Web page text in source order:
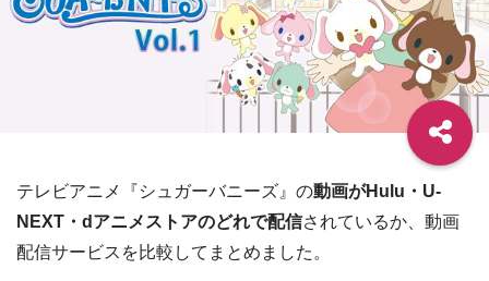
テレビアニメ『シュガーバニーズ』の動画がHulu・U-
NEXT・dアニメストアのどれで配信されているか、動画
配信サービスを比較してまとめました。